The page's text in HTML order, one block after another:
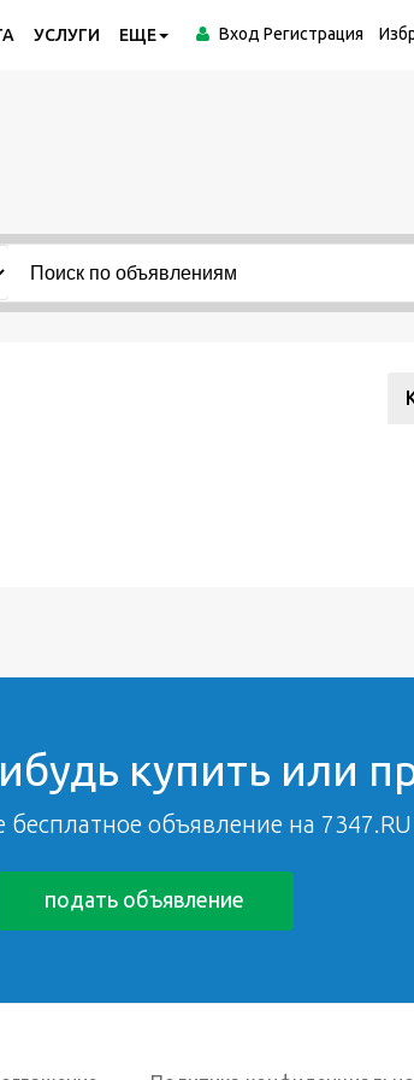
УСЛУГИ ЕЩЕ Вход Регистрация
купить или
бесплатное объявление на 7347.RU
подать объявление